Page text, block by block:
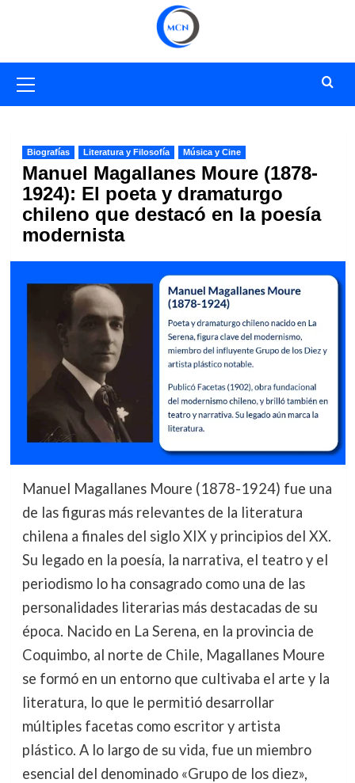
primario
Biografías Literatura y Filosofía Música y Cine
Manuel Magallanes Moure (1878-
1924): El poeta y dramaturgo
chileno que destacó en la poesía
modernista
Manuel Magallanes Moure (1878-1924) fue una
de las figuras más relevantes de la literatura
chilena a finales del siglo XIX y principios del XX.
Su legado en la poesía, la narrativa, el teatro y el
periodismo lo ha consagrado como una de las
personalidades literarias más destacadas de su
época. Nacido en La Serena, en la provincia de
Coquimbo, al norte de Chile, Magallanes Moure
se formó en un entorno que cultivaba el arte y la
literatura, lo que le permitió desarrollar
múltiples facetas como escritor y artista
plástico. A lo largo de su vida, fue un miembro
esencial del denominado «Grupo de los diez»,